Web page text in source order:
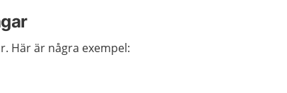
Här är några exempel: